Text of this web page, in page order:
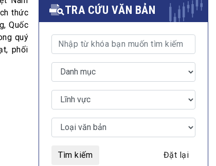
MULTIMEDIA
Video
E-magazines
thức
Quốc
quý
phối
TRA CỨU VĂN BẢN
Tìm kiếm Đặt lại